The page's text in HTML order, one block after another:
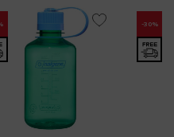
-30%